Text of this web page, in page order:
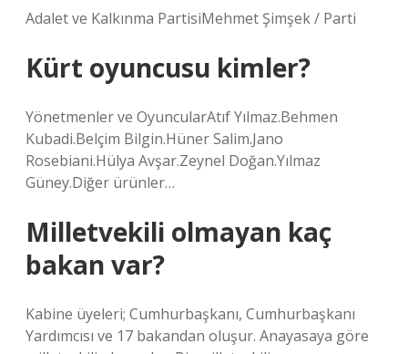
Adalet ve Kalkınma PartisiMehmet Şimşek / Parti
Kürt oyuncusu kimler?
Yönetmenler ve OyuncularAtıf Yılmaz.Behmen
Kubadi.Belçim Bilgin.Hüner Salim.Jano
Rosebiani.Hülya Avşar.Zeynel Doğan.Yılmaz
Güney.Diğer ürünler…
Milletvekili olmayan kaç
bakan var?
Kabine üyeleri; Cumhurbaşkanı, Cumhurbaşkanı
Yardımcısı ve 17 bakandan oluşur. Anayasaya göre